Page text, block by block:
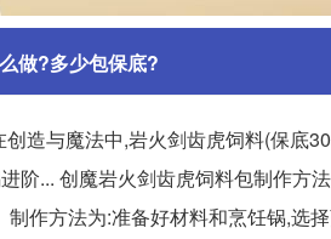
做?多少包保底?
造与魔法中,岩火剑齿虎饲料(保底
阶... 创魔岩火剑齿虎饲料包制作方
作方法为:准备好材料和烹饪锅,选